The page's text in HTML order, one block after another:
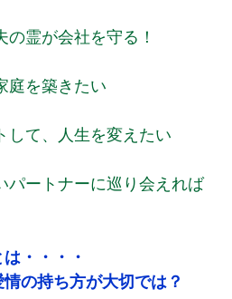
の霊が会社を守る！
庭を築きたい
して、人生を変えたい
パートナーに巡り会えれば
・・・・
の持ち方が大切では？